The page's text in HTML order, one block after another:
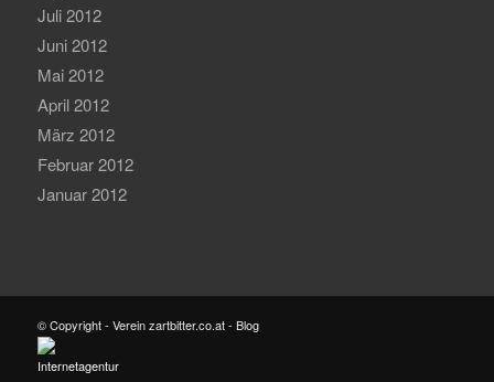
Juli 2012
Juni 2012
Mai 2012
April 2012
März 2012
Februar 2012
Januar 2012
© Copyright - Verein zartbitter.co.at - Blog